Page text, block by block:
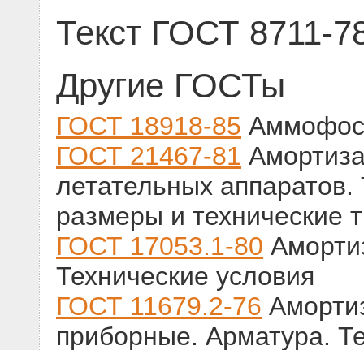
Текст ГОСТ 8711-
Другие ГОСТы
ГОСТ 18918-85
ГОСТ 21467-81
летательных
размеры и технические
ГОСТ 17053.1-80
Технические условия
ГОСТ 11679.2-76
приборные. Арматура.